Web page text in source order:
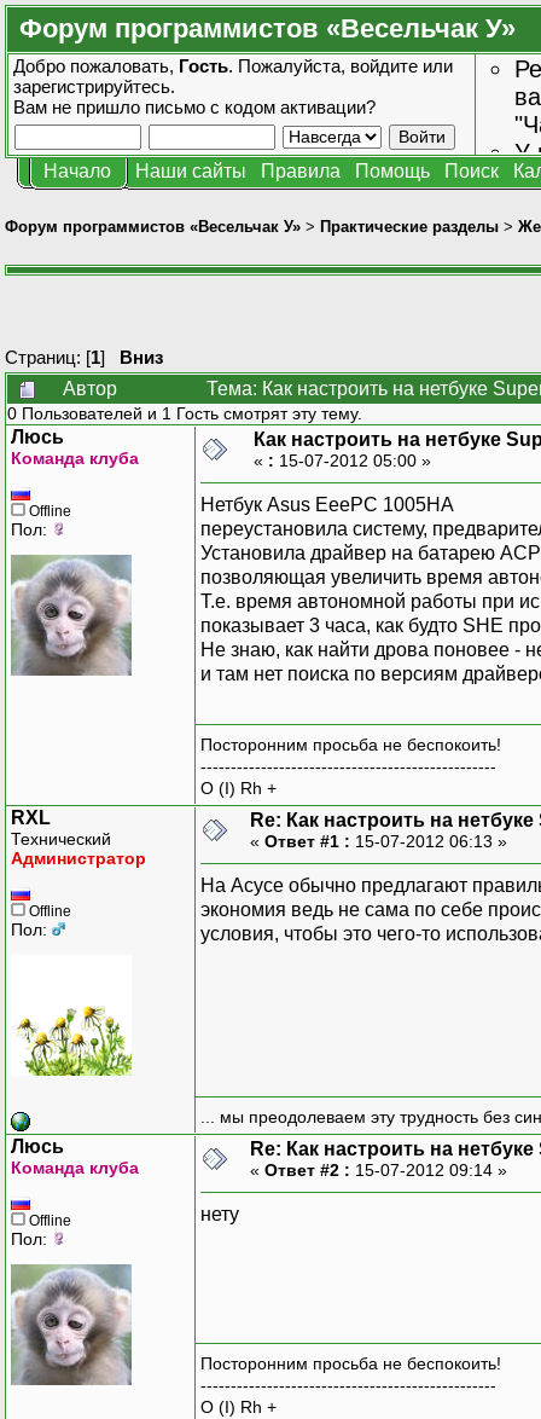
Форум программистов «Весельчак У»
Добро пожаловать, Гость. Пожалуйста, войдите или
зарегистрируйтесь.
Вам не пришло письмо с кодом активации?
У
Начало Наши сайты Правила Помощь Поиск
Форум программистов «Весельчак У» > Практические разделы >
Страниц: [1] Вниз
Автор
Тема: Как настроить на нетбуке
0 Пользователей и 1 Гость смотрят эту тему.
Люсь
Команда клуба
Offline
Пол:
Как настроить на нетбуке
« : 15-07-2012 05:00 »
Нетбук Asus EeePC 1005HA
переустановила систему,
Установила драйвер на батарею
позволяющая увеличить время
Т.е. время автономной работы при
показывает 3 часа, как будто SHE
Не знаю, как найти дрова поновее -
и там нет поиска по версиям
Посторонним просьба не беспокоить!
-------------------------------------------------
O (I) Rh +
RXL
Технический
Администратор
Offline
Пол:
Re: Как настроить на
« Ответ #1 : 15-07-2012 06:13 »
На Асусе обычно предлагают
экономия ведь не сама по себе
условия, чтобы это чего-то
... мы преодолеваем эту трудность без
Люсь
Команда клуба
Offline
Пол:
Re: Как настроить на
« Ответ #2 : 15-07-2012 09:14 »
нету
Посторонним просьба не беспокоить!
-------------------------------------------------
O (I) Rh +